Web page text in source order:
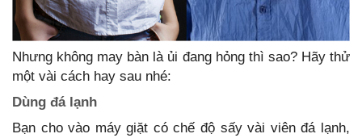
Nhưng không may bàn là ủi đang hỏng thì sao? Hãy thử
một vài cách hay sau nhé:
Dùng đá lạnh
Bạn cho vào máy giặt có chế độ sấy vài viên đá lạnh,